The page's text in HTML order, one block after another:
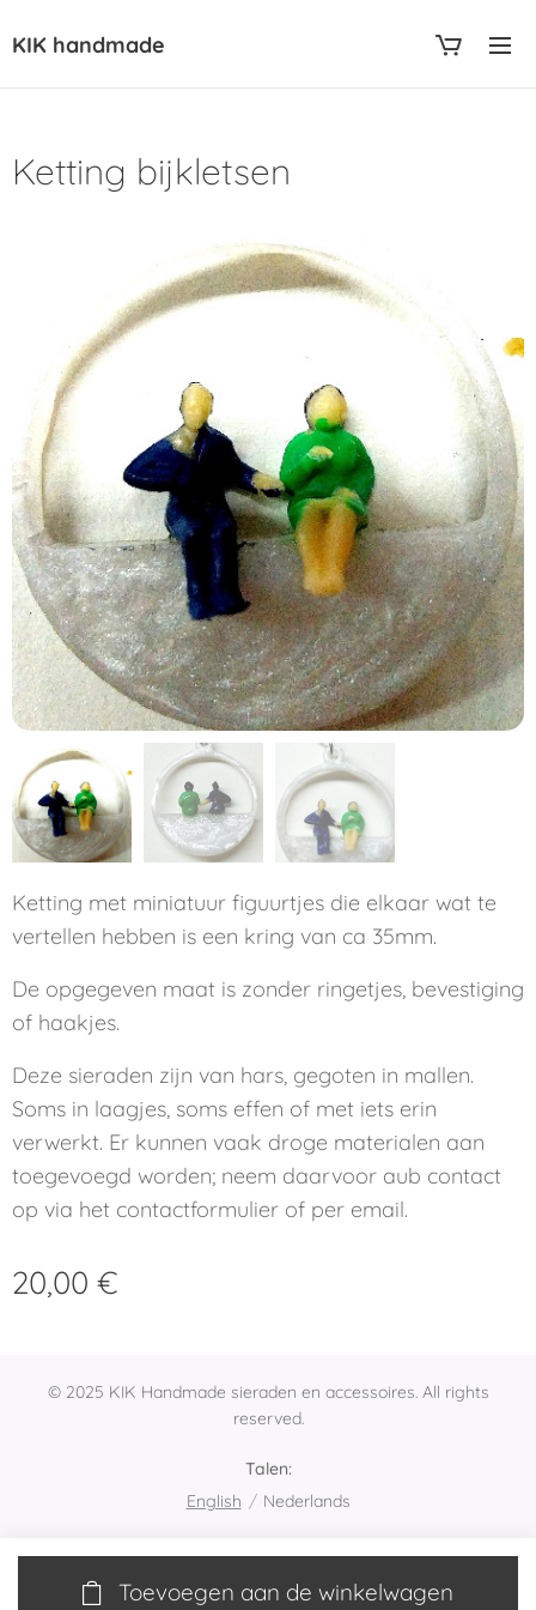
KIK handmade
Ketting bijkletsen
Ketting met miniatuur figuurtjes die elkaar wat te
vertellen hebben is een kring van ca 35mm.
De opgegeven maat is zonder ringetjes, bevestiging
of haakjes.
Deze sieraden zijn van hars, gegoten in mallen.
Soms in laagjes, soms effen of met iets erin
verwerkt. Er kunnen vaak droge materialen aan
toegevoegd worden; neem daarvoor aub contact
op via het contactformulier of per email.
20,00 €
Toevoegen aan de winkelwagen
© 2025 KIK Handmade sieraden en accessoires. All rights
reserved.
Talen
English
Nederlands